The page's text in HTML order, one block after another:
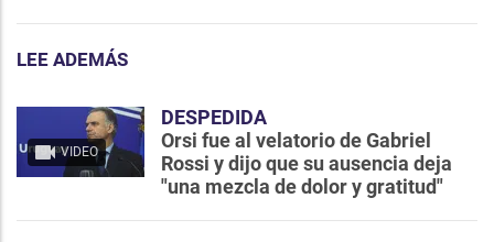
LEE ADEMÁS
VIDEO
DESPEDIDA
Orsi fue al velatorio de Gabriel
Rossi y dijo que su ausencia deja
"una mezcla de dolor y gratitud"